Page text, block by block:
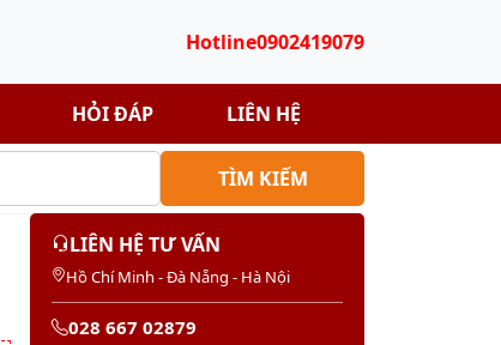
Hotline0902419079
HỎI ĐÁP LIÊN HỆ
TÌM KIẾM
LIÊN HỆ TƯ VẤN
Hồ Chí Minh - Đà Nẵng - Hà Nội
028 667 02879